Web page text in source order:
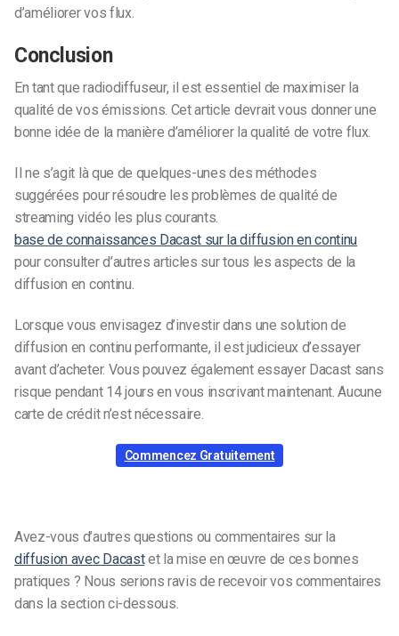
d’améliorer vos flux.
Conclusion
En tant que radiodiffuseur, il est essentiel de maximiser la
qualité de vos émissions. Cet article devrait vous donner une
bonne idée de la manière d’améliorer la qualité de votre flux.
Il ne s’agit là que de quelques-unes des méthodes
suggérées pour résoudre les problèmes de qualité de
streaming vidéo les plus courants.
base de connaissances Dacast sur la diffusion en continu
pour consulter d’autres articles sur tous les aspects de la
diffusion en continu.
Lorsque vous envisagez d’investir dans une solution de
diffusion en continu performante, il est judicieux d’essayer
avant d’acheter. Vous pouvez également essayer Dacast sans
risque pendant 14 jours en vous inscrivant maintenant. Aucune
carte de crédit n’est nécessaire.
Commencez Gratuitement
Avez-vous d’autres questions ou commentaires sur la
diffusion avec Dacastet la mise en œuvre de ces bonnes
pratiques ? Nous serions ravis de recevoir vos commentaires
dans la section ci-dessous.